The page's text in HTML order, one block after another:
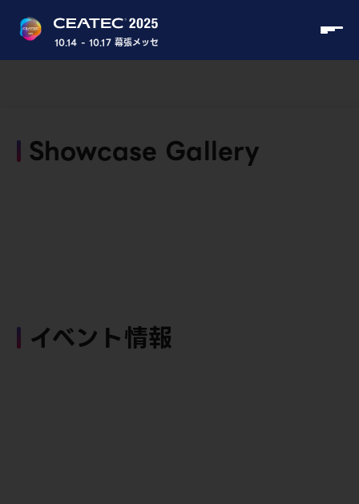
10.14 - 10.17 幕張メッセ
Showcase Gallery
イベント情報